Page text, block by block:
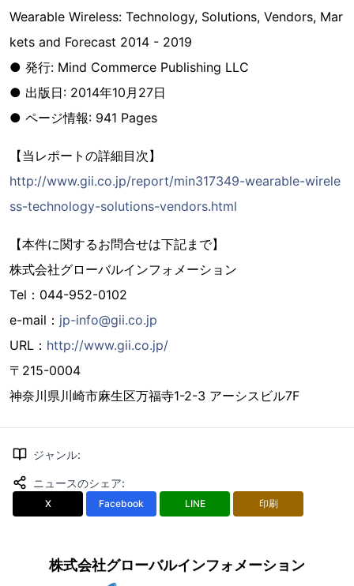
Wearable Wireless: Technology, Solutions, Vendors, Mar
kets and Forecast 2014 - 2019
● 発行: Mind Commerce Publishing LLC
● 出版日: 2014年10月27日
● ページ情報: 941 Pages
【当レポートの詳細目次】
http://www.gii.co.jp/report/min317349-wearable-wirele
ss-technology-solutions-vendors.html
【本件に関するお問合せは下記まで】
株式会社グローバルインフォメーション
Tel：044-952-0102
e-mail： jp-info@gii.co.jp
URL： http://www.gii.co.jp/
〒215-0004
神奈川県川崎市麻生区万福寺1-2-3 アーシスビル7F
ジャンル:
ニュースのシェア:
X Facebook LINE 印刷
株式会社グローバルインフォメーション